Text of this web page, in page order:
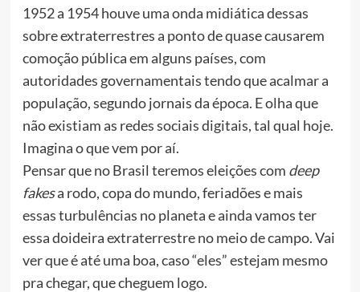
1952 a 1954 houve uma onda midiática dessas
sobre extraterrestres a ponto de quase causarem
comoção pública em alguns países, com
autoridades governamentais tendo que acalmar a
população, segundo jornais da época. E olha que
não existiam as redes sociais digitais, tal qual hoje.
Imagina o que vem por aí.
Pensar que no Brasil teremos eleições com deep
fakesa rodo, copa do mundo, feriadões e mais
essas turbulências no planeta e ainda vamos ter
essa doideira extraterrestre no meio de campo. Vai
ver que é até uma boa, caso “eles” estejam mesmo
pra chegar, que cheguem logo.